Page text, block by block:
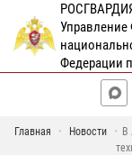
Федерации
Главная Новости
В